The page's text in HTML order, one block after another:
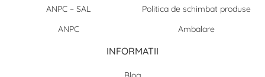
ANPC – SAL
ANPC
Politica de schimbat produse
Ambalare
INFORMATII